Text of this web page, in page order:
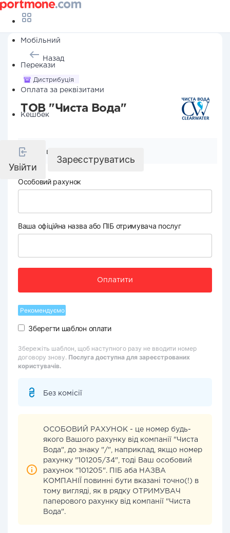
Мобільний
Перекази
Оплата за реквізитами
Кешбек
Увійти
Зареєструватись
Назад
Дистрибуція
ТОВ "Чиста Вода"
Реквізити компанії
Особовий рахунок
Ваша офіційна назва або ПІБ отримувача послуг
Оплатити
Рекомендуємо
Зберегти шаблон оплати
Збережіть шаблон, щоб наступного разу не вводити номер
договору знову. Послуга доступна для зареєстрованих
користувачів.
Без комісії
ОСОБОВИЙ РАХУНОК - це номер будь-
якого Вашого рахунку від компанії "Чиста
Вода", до знаку "/", наприклад, якщо номер
рахунку "101205/34", тоді Ваш особовий
рахунок "101205". ПІБ аба НАЗВА
КОМПАНІЇ повинні бути вказані точно(!) в
тому вигляді, як в рядку ОТРИМУВАЧ
паперового рахунку від компанії "Чиста
Вода".